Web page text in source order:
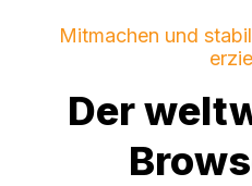
Mitmachen und
Der